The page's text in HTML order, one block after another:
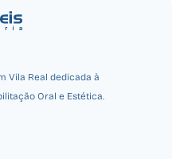
Vila Real dedicada à
Oral e Estética.